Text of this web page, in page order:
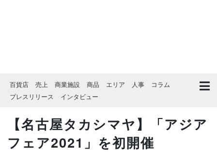
百貨店 売上 商業施設 商品 エリア 人事
コラム
プレスリリース
インタビュー
【名古屋タカシマヤ】「アジア
フェア2021」を初開催